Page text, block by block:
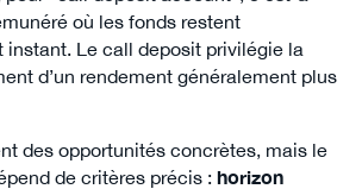
où les fonds restent
instant. Le call deposit privilégie la
d’un rendement généralement plus
des opportunités concrètes, mais le
de critères précis : horizon